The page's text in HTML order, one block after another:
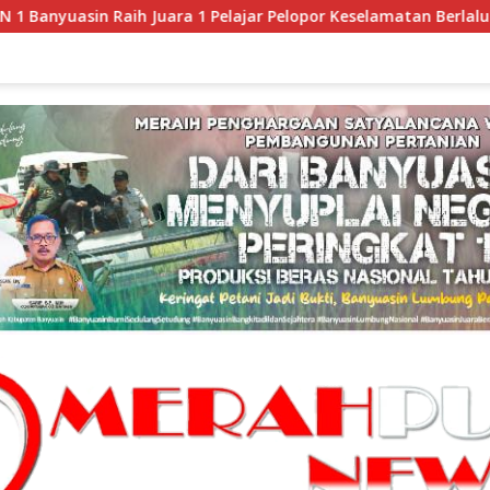
1 Pelajar Pelopor Keselamatan Berlalu Lintas Tingkat Provinsi